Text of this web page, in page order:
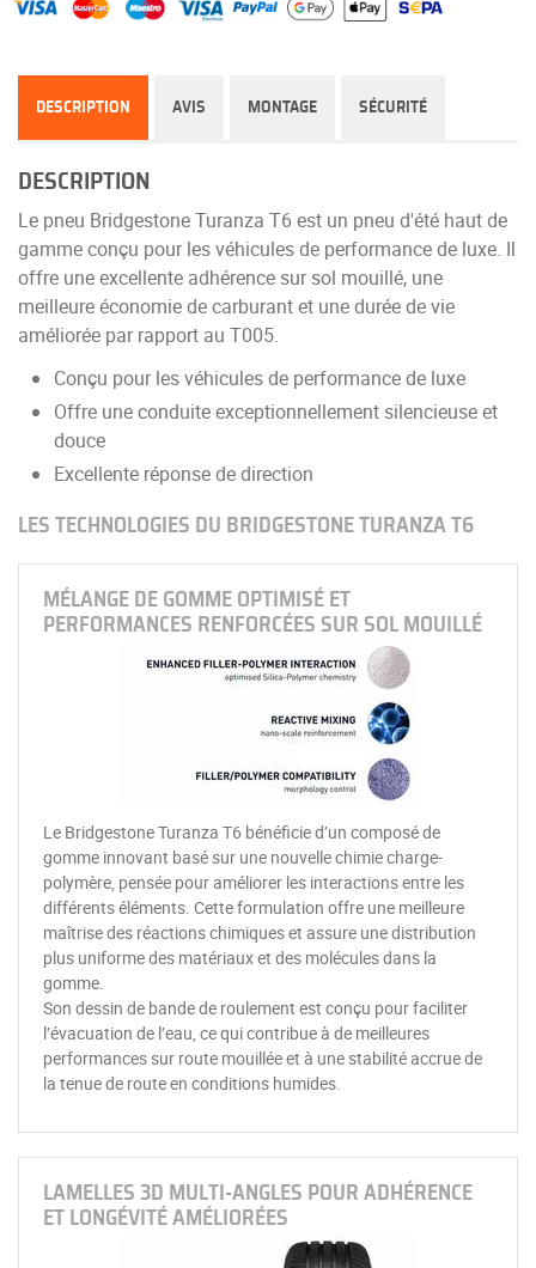
DESCRIPTION AVIS MONTAGE SÉCURITÉ
DESCRIPTION
Le pneu Bridgestone Turanza T6 est un pneu d'été haut de
gamme conçu pour les véhicules de performance de luxe. Il
offre une excellente adhérence sur sol mouillé, une
meilleure économie de carburant et une durée de vie
améliorée par rapport au T005.
Conçu pour les véhicules de performance de luxe
Offre une conduite exceptionnellement silencieuse et
douce
Excellente réponse de direction
LES TECHNOLOGIES DU BRIDGESTONE TURANZA T6
MÉLANGE DE GOMME OPTIMISÉ ET
PERFORMANCES RENFORCÉES SUR SOL MOUILLÉ
Le Bridgestone Turanza T6 bénéficie d’un composé de
gomme innovant basé sur une nouvelle chimie charge-
polymère, pensée pour améliorer les interactions entre les
différents éléments. Cette formulation offre une meilleure
maîtrise des réactions chimiques et assure une distribution
plus uniforme des matériaux et des molécules dans la
gomme.
Son dessin de bande de roulement est conçu pour faciliter
l’évacuation de l’eau, ce qui contribue à de meilleures
performances sur route mouillée et à une stabilité accrue de
la tenue de route en conditions humides.
LAMELLES 3D MULTI-ANGLES POUR ADHÉRENCE
ET LONGÉVITÉ AMÉLIORÉES